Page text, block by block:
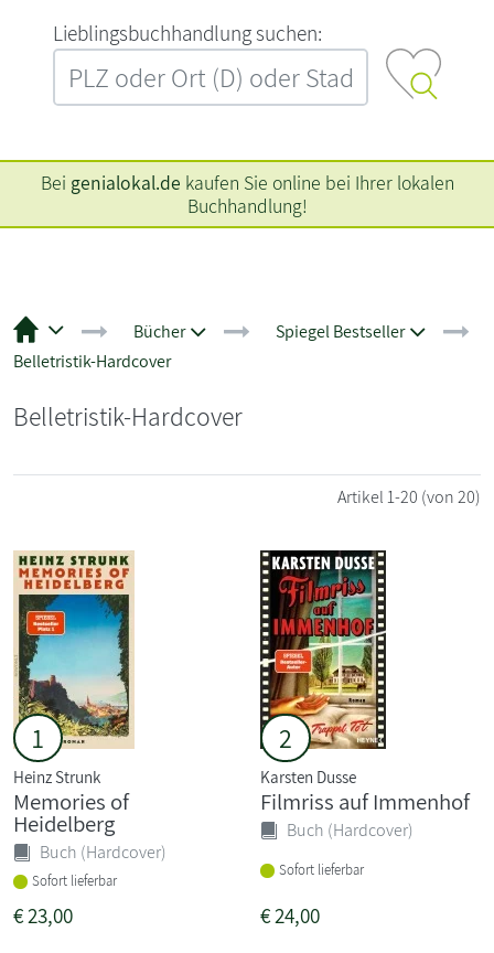
L‍i‍e‍b‍l‍i‍n‍g‍s‍b‍u‍c‍h‍h‍a‍n‍d‍l‍u‍n‍g‍ ‍s‍u‍c‍h‍e‍n‍:‍
Bei genialokal.de kaufen Sie online bei Ihrer lokalen
Buchhandlung!
Bücher
Spiegel Bestseller
Belletristik-Hardcover
Belletristik-Hardcover
Artikel1-20 (von 20)
1
Heinz Strunk
Memories of
Heidelberg
Buch (Hardcover)
Sofort lieferbar
€23,00
2
Karsten Dusse
Filmriss auf Immenhof
Buch (Hardcover)
Sofort lieferbar
€24,00